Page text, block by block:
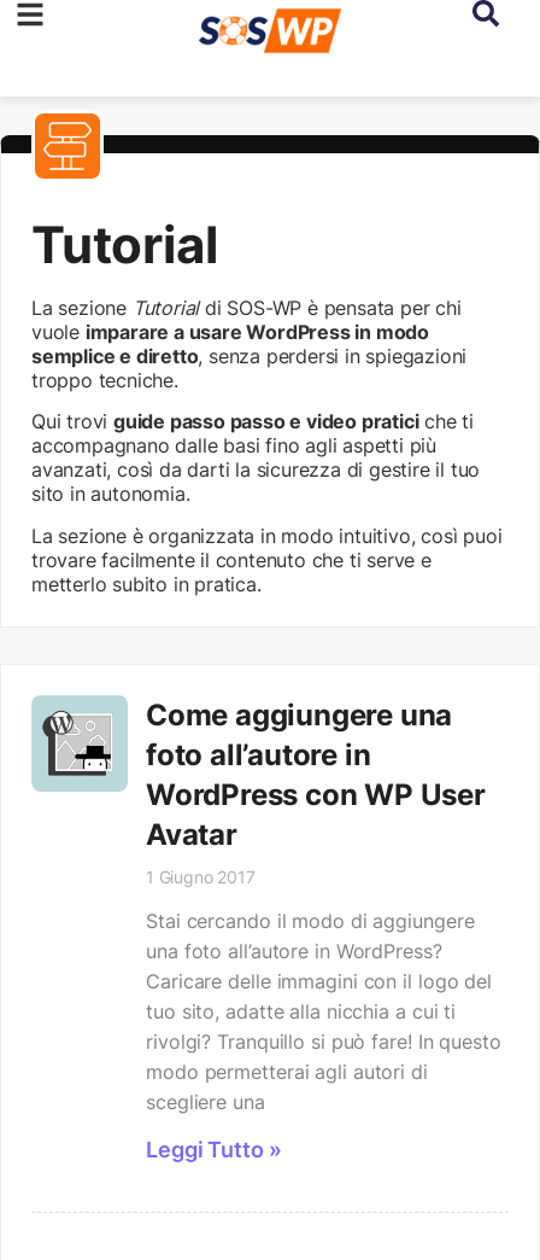
Tutorial
La sezione Tutorialdi SOS-WP è pensata per chi
vuole imparare a usare WordPress in modo
semplice e diretto, senza perdersi in spiegazioni
troppo tecniche.
Qui trovi guide passo passo e video praticiche ti
accompagnano dalle basi fino agli aspetti più
avanzati, così da darti la sicurezza di gestire il tuo
sito in autonomia.
La sezione è organizzata in modo intuitivo, così puoi
trovare facilmente il contenuto che ti serve e
metterlo subito in pratica.
Come aggiungere una
foto all’autore in
WordPress con WP User
Avatar
1 Giugno 2017
Stai cercando il modo di aggiungere
una foto all’autore in WordPress?
Caricare delle immagini con il logo del
tuo sito, adatte alla nicchia a cui ti
rivolgi? Tranquillo si può fare! In questo
modo permetterai agli autori di
scegliere una
Leggi Tutto »